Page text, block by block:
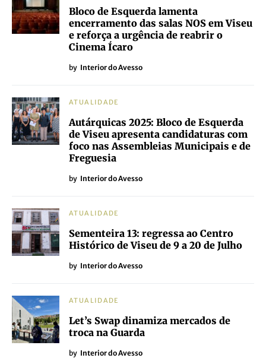
Bloco de Esquerda lamenta
encerramento das salas NOS em Viseu
e reforça a urgência de reabrir o
Cinema Ícaro
by Interior do Avesso
ATUALIDADE
Autárquicas 2025: Bloco de Esquerda
de Viseu apresenta candidaturas com
foco nas Assembleias Municipais e de
Freguesia
by Interior do Avesso
ATUALIDADE
Sementeira 13: regressa ao Centro
Histórico de Viseu de 9 a 20 de Julho
by Interior do Avesso
ATUALIDADE
Let’s Swap dinamiza mercados de
troca na Guarda
by Interior do Avesso